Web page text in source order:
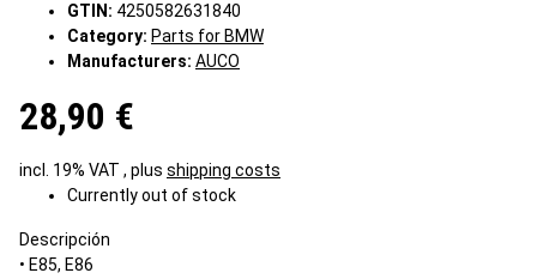
GTIN: 4250582631840
Category: Parts for BMW
Manufacturers: AUCO
28,90 €
incl. 19% VAT , plus shipping costs
Currently out of stock
Descripción
• E85, E86